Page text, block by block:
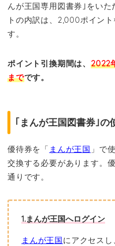
んが王国専用図書券｣をい
トの内訳は、2,000ポイン
す。
ポイント引換期間は、 2022
までです。
｢まんが王国図書券｣の
優待券を「 まんが王国 」で
交換する必要があります。
通りです。
1.まんが王国へログイン
まんが王国にアクセスし